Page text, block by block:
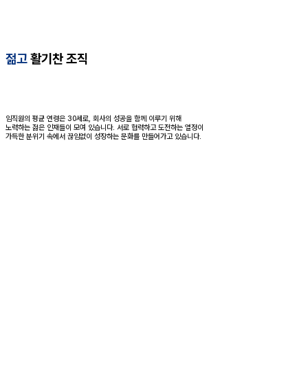
젊고활기찬 조직
임직원의 평균 연령은 30세로, 회사의 성공을 함께 이루기 위해
노력하는 젊은 인재들이 모여 있습니다. 서로 협력하고 도전하는 열정이
가득한 분위기 속에서 끊임없이 성장하는 문화를 만들어가고 있습니다.